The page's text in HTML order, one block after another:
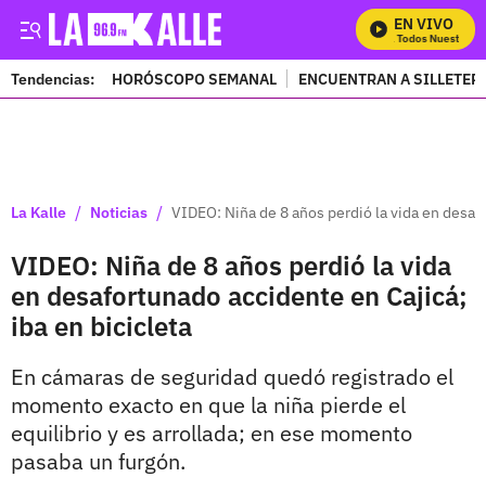
EN VIVO
Mira Todos Nuestros
Tendencias: HORÓSCOPO SEMANAL ENCUENTRAN A
La Kalle / Noticias / VIDEO: Niña de 8 años perdió la vida en
VIDEO: Niña de 8 años perdió la vida
en desafortunado accidente en Cajicá;
iba en bicicleta
En cámaras de seguridad quedó registrado el
momento exacto en que la niña pierde el
equilibrio y es arrollada; en ese momento
pasaba un furgón.